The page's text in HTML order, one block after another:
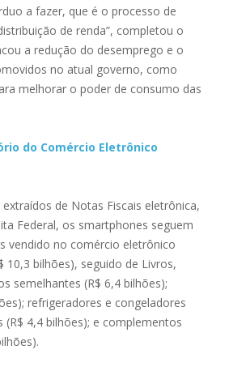
a fazer, que é o processo de
de renda”, completou o
a redução do desemprego e o
no atual governo, como
melhorar o poder de consumo das
do Comércio Eletrônico
de Notas Fiscais eletrônica,
Federal, os smartphones seguem
vendido no comércio eletrônico
10,3 bilhões), seguido de Livros,
semelhantes (R$ 6,4 bilhões);
refrigeradores e congeladores
(R$ 4,4 bilhões); e complementos